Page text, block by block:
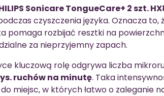
Sonicare TongueCare+ 2 szt.
czyszczenia języka. Oznacza
pomaga rozbijać resztki na
za nieprzyjemny zapach.
kluczową rolę odgrywa liczba
ruchów na minutę. Taka
miejsc, w których łatwo o zaleganie